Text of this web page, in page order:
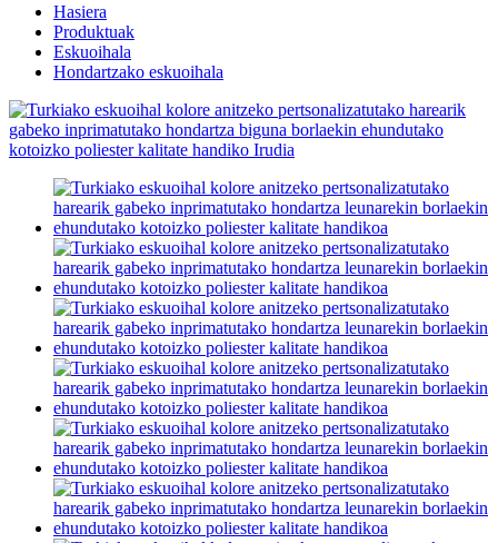
Hasiera
Produktuak
Eskuoihala
Hondartzako eskuoihala